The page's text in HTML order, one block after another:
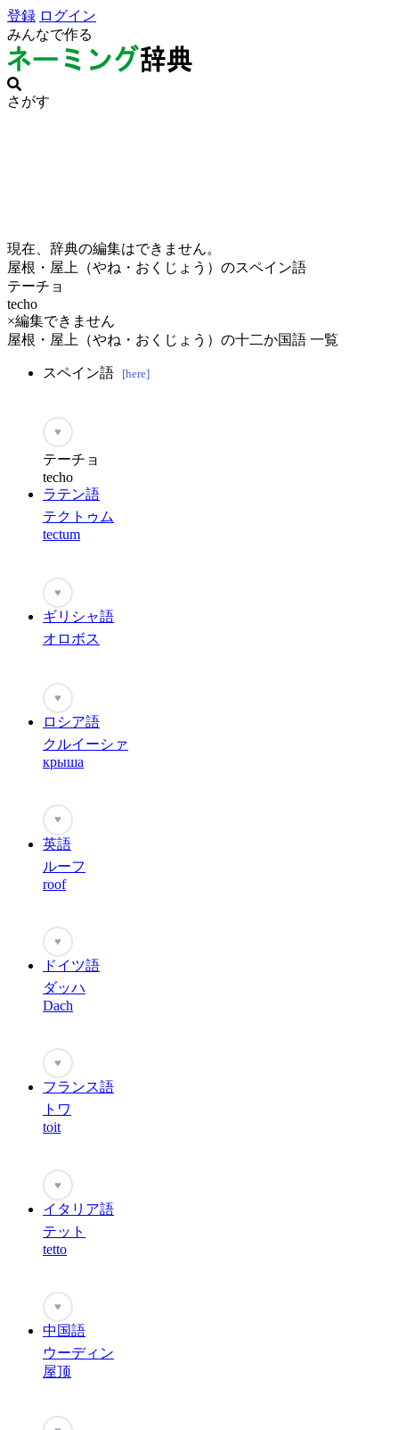
登録 ログイン
みんなで作る
さがす
現在、辞典の編集はできません。
屋根・屋上（やね・おくじょう）のスペイン語
テーチョ
techo
×編集できません
屋根・屋上（やね・おくじょう）の十二か国語 一覧
スペイン語 [here]
♥
テーチョ
techo
ラテン語
テクトゥム
tectum
♥
ギリシャ語
オロボス
♥
ロシア語
クルイーシァ
крыша
♥
英語
ルーフ
roof
♥
ドイツ語
ダッハ
Dach
♥
フランス語
トワ
toit
♥
イタリア語
テット
tetto
♥
中国語
ウーディン
屋顶